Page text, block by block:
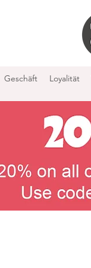
Geschäft Loyalität